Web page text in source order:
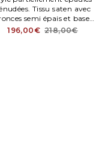
Tissu saten avec
semi épais et base
Entièrement
196,00€ 218,00€